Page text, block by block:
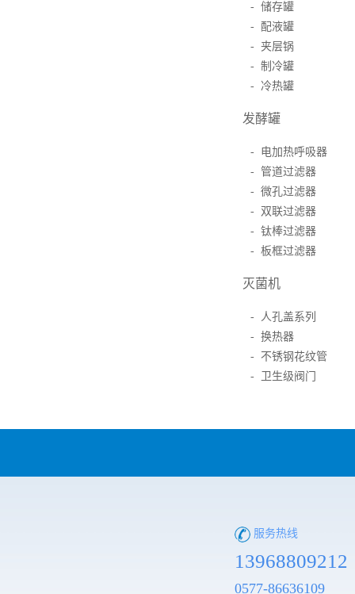
- 储存罐
- 配液罐
- 夹层锅
- 制冷罐
- 冷热罐
发酵罐
- 电加热呼吸器
- 管道过滤器
- 微孔过滤器
- 双联过滤器
- 钛棒过滤器
- 板框过滤器
灭菌机
- 人孔盖系列
- 换热器
- 不锈钢花纹管
- 卫生级阀门
服务热线
13968809212
0577-86636109